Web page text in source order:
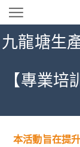
九龍塘生
【專業
本活動旨在提